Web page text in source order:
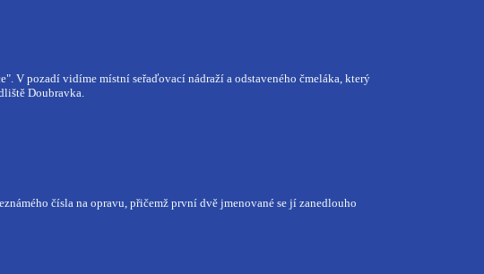
V pozadí vidíme místní seřaďovací nádraží a odstaveného čmeláka, který
Doubravka.
čísla na opravu, přičemž první dvě jmenované se jí zanedlouho